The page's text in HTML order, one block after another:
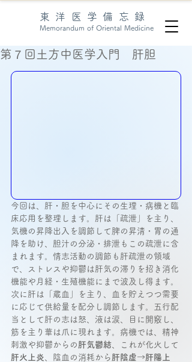
東洋医学備忘録
Memorandum of Oriental Medicine
第７回土方中医学入門 肝胆
今回は、肝・胆を中心にその生理・病機と臨
床応用を整理します。肝は「疏泄」を主り、
気機の昇降出入を調節して脾の昇清・胃の通
降を助け、胆汁の分泌・排泄もこの疏泄に含
まれます。情志活動の調節も肝疏泄の領域
で、ストレスや抑鬱は肝気の滞りを招き消化
機能や月経・生殖機能にまで波及し得ます。
次に肝は「蔵血」を主り、血を貯えつつ需要
に応じて供給量を配分し調節します。五行配
当として肝の志は怒、液は涙、目に開竅し、
筋を主り華は爪に現れます。病機では、精神
刺激や抑鬱からの 肝気鬱結 、これが化火して
肝火上炎 、陰血の消耗から 肝陰虚→肝陽上